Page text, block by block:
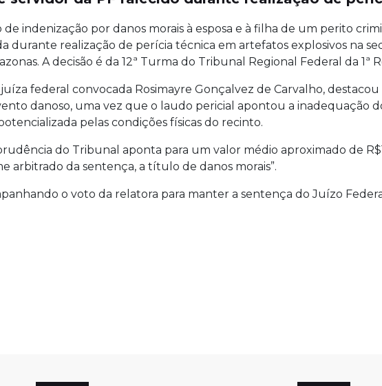
indenização por danos morais à esposa e à filha de um perito
durante realização de perícia técnica em artefatos explosivos na
A decisão é da 12ª Turma do Tribunal Regional Federal da 1ª
federal convocada Rosimayre Gonçalvez de Carvalho,
danoso, uma vez que o laudo pericial apontou a inadequação
pelas condições físicas do recinto.
do Tribunal aponta para um valor médio aproximado de
arbitrado da sentença, a título de danos morais”.
o voto da relatora para manter a sentença do Juízo Federal